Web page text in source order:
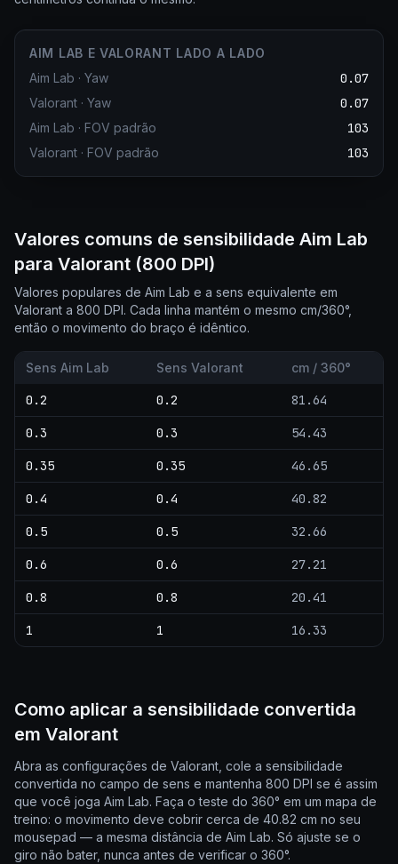
AIM LAB E VALORANT LADO A LADO
Aim Lab · Yaw 0.07
Valorant · Yaw 0.07
Aim Lab · FOV padrão 103
Valorant · FOV padrão 103
Valores comuns de sensibilidade Aim Lab
para Valorant (800 DPI)
Valores populares de Aim Lab e a sens equivalente em
Valorant a 800 DPI. Cada linha mantém o mesmo cm/360°,
então o movimento do braço é idêntico.
Sens Aim Lab Sens Valorant cm / 360°
0.2 0.2 81.64
0.3 0.3 54.43
0.35 0.35 46.65
0.4 0.4 40.82
0.5 0.5 32.66
0.6 0.6 27.21
0.8 0.8 20.41
1 1 16.33
Como aplicar a sensibilidade convertida
em Valorant
Abra as configurações de Valorant, cole a sensibilidade
convertida no campo de sens e mantenha 800 DPI se é assim
que você joga Aim Lab. Faça o teste do 360° em um mapa de
treino: o movimento deve cobrir cerca de 40.82 cm no seu
mousepad — a mesma distância de Aim Lab. Só ajuste se o
giro não bater, nunca antes de verificar o 360°.